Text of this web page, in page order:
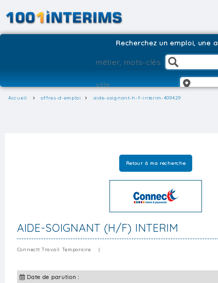
Recherchez un emploi, une
Accueil offres-d-emploi aide-soignant-h-f-interim-409429
Retour à ma recherche
AIDE-SOIGNANT (H/F) INTERIM
Connectt Travail Temporaire |
Date de parution :